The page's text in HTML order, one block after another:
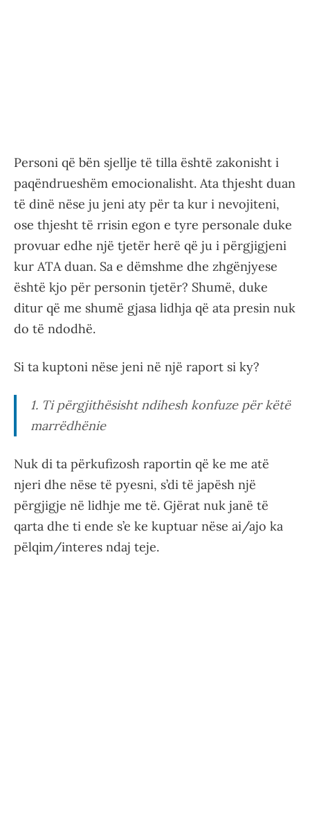
Personi që bën sjellje të tilla është zakonisht i
paqëndrueshëm emocionalisht. Ata thjesht duan
të dinë nëse ju jeni aty për ta kur i nevojiteni,
ose thjesht të rrisin egon e tyre personale duke
provuar edhe një tjetër herë që ju i përgjigjeni
kur ATA duan. Sa e dëmshme dhe zhgënjyese
është kjo për personin tjetër? Shumë, duke
ditur që me shumë gjasa lidhja që ata presin nuk
do të ndodhë.
Si ta kuptoni nëse jeni në një raport si ky?
1. Ti përgjithësisht ndihesh konfuze për këtë
marrëdhënie
Nuk di ta përkufizosh raportin që ke me atë
njeri dhe nëse të pyesni, s’di të japësh një
përgjigje në lidhje me të. Gjërat nuk janë të
qarta dhe ti ende s’e ke kuptuar nëse ai/ajo ka
pëlqim/interes ndaj teje.